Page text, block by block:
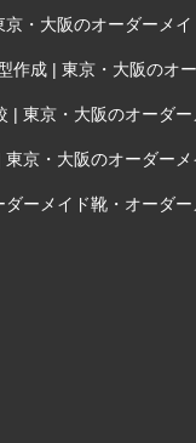
京・大阪のオーダーメ
作成 | 東京・大阪の
| 東京・大阪のオーダ
東京・大阪のオーダー
ダーメイド靴・オーダ